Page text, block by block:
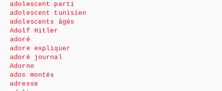
adolescent parti
adolescent tunisien
adolescents âgés
Adolf Hitler
adoré
adore expliquer
adoré journal
Adorno
ados montés
adresse